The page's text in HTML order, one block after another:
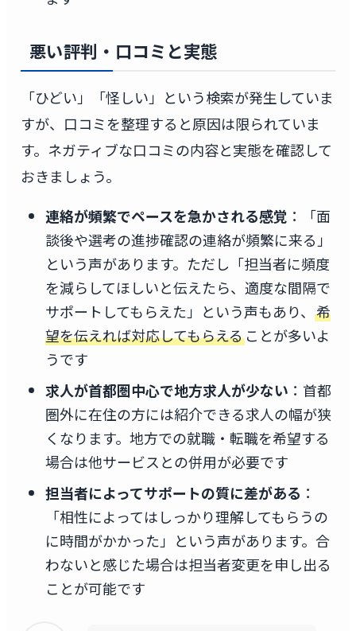
悪い評判・口コミと実態
「ひどい」「怪しい」という検索が発生していま
すが、口コミを整理すると原因は限られていま
す。ネガティブな口コミの内容と実態を確認して
おきましょう。
連絡が頻繁でペースを急かされる感覚 ：「面
談後や選考の進捗確認の連絡が頻繁に来る」
という声があります。ただし「担当者に頻度
を減らしてほしいと伝えたら、適度な間隔で
サポートしてもらえた」という声もあり、希
望を伝えれば対応してもらえることが多いよ
うです
求人が首都圏中心で地方求人が少ない ：首都
圏外に在住の方には紹介できる求人の幅が狭
くなります。地方での就職・転職を希望する
場合は他サービスとの併用が必要です
担当者によってサポートの質に差がある ：
「相性によってはしっかり理解してもらうの
に時間がかかった」という声があります。合
わないと感じた場合は担当者変更を申し出る
ことが可能です